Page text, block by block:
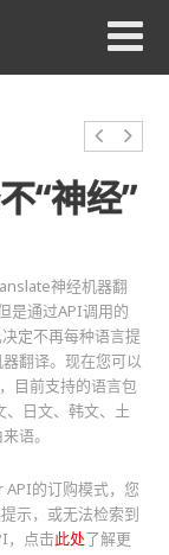
“神经”
神经机器翻
是通过API调用的
定不再每种语言提
翻译。现在您可以
目前支持的语言包
日文、韩文、土
语。
的订购模式，您
示，或无法检索到
，点击此处了解更